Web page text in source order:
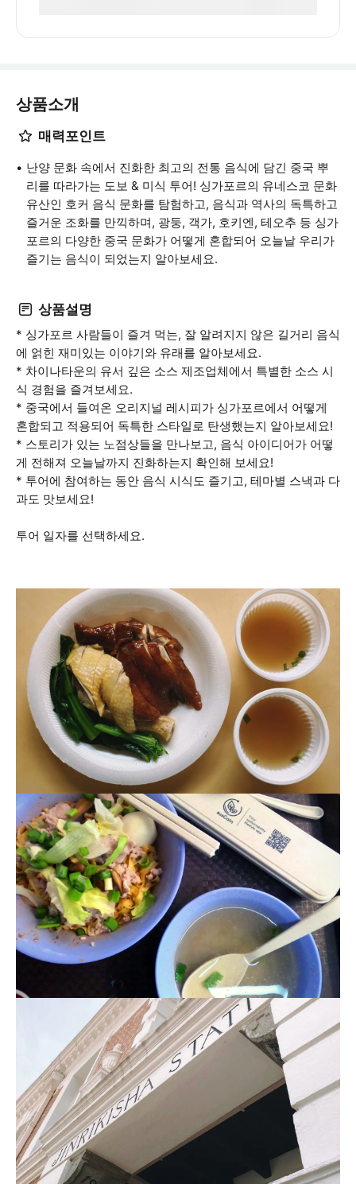
상품소개
매력포인트
난양 문화 속에서 진화한 최고의 전통 음식에 담긴 중국 뿌
리를 따라가는 도보 & 미식 투어! 싱가포르의 유네스코 문화
유산인 호커 음식 문화를 탐험하고, 음식과 역사의 독특하고
즐거운 조화를 만끽하며, 광둥, 객가, 호키엔, 테오추 등 싱가
포르의 다양한 중국 문화가 어떻게 혼합되어 오늘날 우리가
즐기는 음식이 되었는지 알아보세요.
상품설명
* 싱가포르 사람들이 즐겨 먹는, 잘 알려지지 않은 길거리 음식
에 얽힌 재미있는 이야기와 유래를 알아보세요.
* 차이나타운의 유서 깊은 소스 제조업체에서 특별한 소스 시
식 경험을 즐겨보세요.
* 중국에서 들여온 오리지널 레시피가 싱가포르에서 어떻게
혼합되고 적용되어 독특한 스타일로 탄생했는지 알아보세요!
* 스토리가 있는 노점상들을 만나보고, 음식 아이디어가 어떻
게 전해져 오늘날까지 진화하는지 확인해 보세요!
* 투어에 참여하는 동안 음식 시식도 즐기고, 테마별 스낵과 다
과도 맛보세요!
투어 일자를 선택하세요.